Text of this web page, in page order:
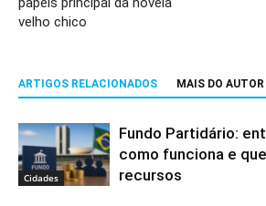
velho chico
ARTIGOS RELACIONADOS MAIS DO AUTOR
Cidades
Fundo Partidário:
como funciona e
recursos